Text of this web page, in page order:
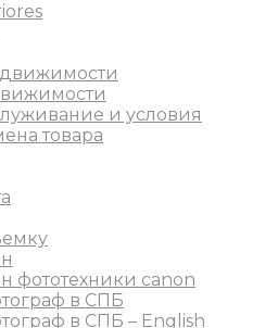
и условия
товара
фототехники canon
в СПБ
в СПБ – English